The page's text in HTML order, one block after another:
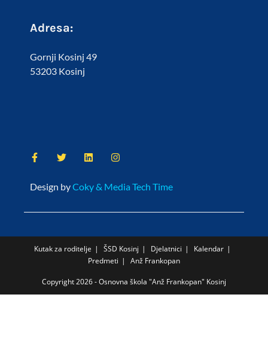
Adresa:
Gornji Kosinj 49
53203 Kosinj
Design byCoky & Media Tech Time
Kutak za roditelje ŠSD Kosinj Djelatnici
Kalendar
Predmeti
Anž Frankopan
Copyright 2026 - Osnovna škola "Anž Frankopan" Kosinj